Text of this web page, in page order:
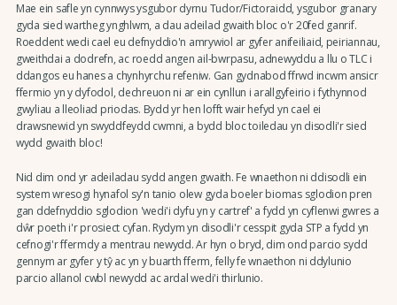
Mae ein safle yn cynnwys ysgubor dyrnu Tudor/Fictoraidd, ysgubor granary
gyda sied wartheg ynghlwm, a dau adeilad gwaith bloc o'r 20fed ganrif.
Roeddent wedi cael eu defnyddio'n amrywiol ar gyfer anifeiliaid, peiriannau,
gweithdai a dodrefn, ac roedd angen ail-bwrpasu, adnewyddu a llu o TLC i
ddangos eu hanes a chynhyrchu refeniw. Gan gydnabod ffrwd incwm ansicr
ffermio yn y dyfodol, dechreuon ni ar ein cynllun i arallgyfeirio i fythynnod
gwyliau a lleoliad priodas. Bydd yr hen lofft wair hefyd yn cael ei
drawsnewid yn swyddfeydd cwmni, a bydd bloc toiledau yn disodli'r sied
wydd gwaith bloc!
Nid dim ond yr adeiladau sydd angen gwaith. Fe wnaethon ni ddisodli ein
system wresogi hynafol sy'n tanio olew gyda boeler biomas sglodion pren
gan ddefnyddio sglodion 'wedi'i dyfu yn y cartref' a fydd yn cyflenwi gwres a
dŵr poeth i'r prosiect cyfan. Rydym yn disodli'r cesspit gyda STP a fydd yn
cefnogi'r ffermdy a mentrau newydd. Ar hyn o bryd, dim ond parcio sydd
gennym ar gyfer y tŷ ac yn y buarth fferm, felly fe wnaethon ni ddylunio
parcio allanol cwbl newydd ac ardal wedi'i thirlunio.